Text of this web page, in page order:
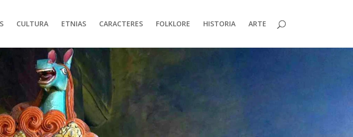
CULTURA ETNIAS CARACTERES FOLKLORE HISTORIA ARTE